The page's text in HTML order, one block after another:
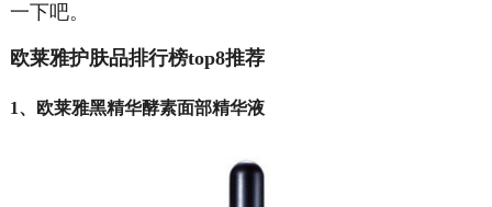
一下吧。
欧莱雅护肤品排行榜top8推荐
1、欧莱雅黑精华酵素面部精华液